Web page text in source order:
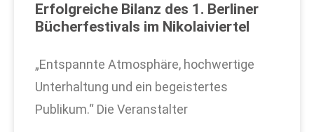
Erfolgreiche Bilanz des 1. Berliner
Bücherfestivals im Nikolaiviertel
„Entspannte Atmosphäre, hochwertige
Unterhaltung und ein begeistertes
Publikum.“ Die Veranstalter